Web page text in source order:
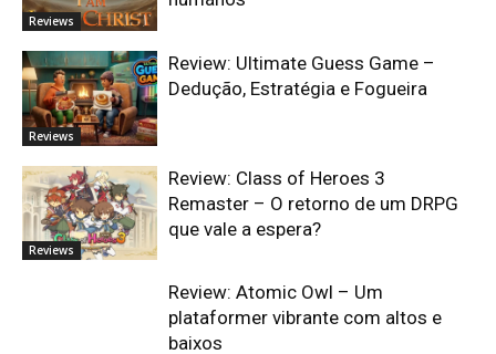
Reviews
Reviews
Review: Ultimate Guess Game –
Dedução, Estratégia e Fogueira
Reviews
Review: Class of Heroes 3
Remaster – O retorno de um DRPG
que vale a espera?
Review: Atomic Owl – Um
plataformer vibrante com altos e
baixos